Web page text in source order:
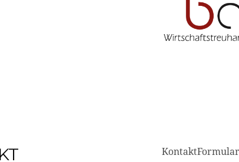
KontaktFormular